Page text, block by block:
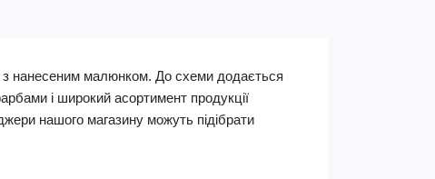
з нанесеним малюнком. До схеми додається
і широкий асортимент продукції
нашого магазину можуть підібрати